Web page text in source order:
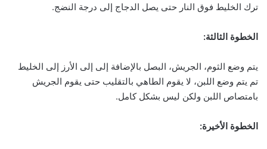
ترك الخليط فوق النار حتى يصل الدجاج إلى درجة النضج.
الخطوة الثالثة:
يتم وضع الثوم، الجريش، البصل بالإضافة إلى إلى الأرز إلى الخليط
تم يتم وضع اللبن، لا يقوم الطاهي بالتقليب حتى يقوم الجريش
بامتصاص اللبن ولكن ليس بشكل كامل.
الخطوة الأخيرة: